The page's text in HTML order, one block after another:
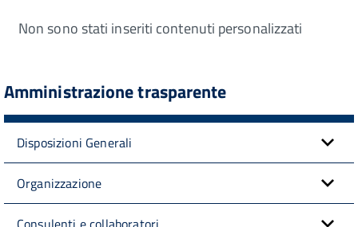
Non sono stati inseriti contenuti personalizzati
Amministrazione trasparente
Disposizioni Generali
Organizzazione